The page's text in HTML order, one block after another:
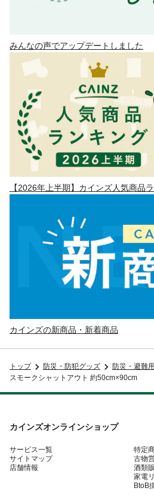
みんなの声でアップデートしました
【2026年上半期】カインズ人気商品
カインズの新商品・新着商品
トップ 防災・防犯グッズ 防災・避難
スモークシャットアウト 約50cm×90cm
カインズオンラインショップ
サービス一覧
サイトマップ
店舗情報
特定
古物
酒類
家電
BtoB